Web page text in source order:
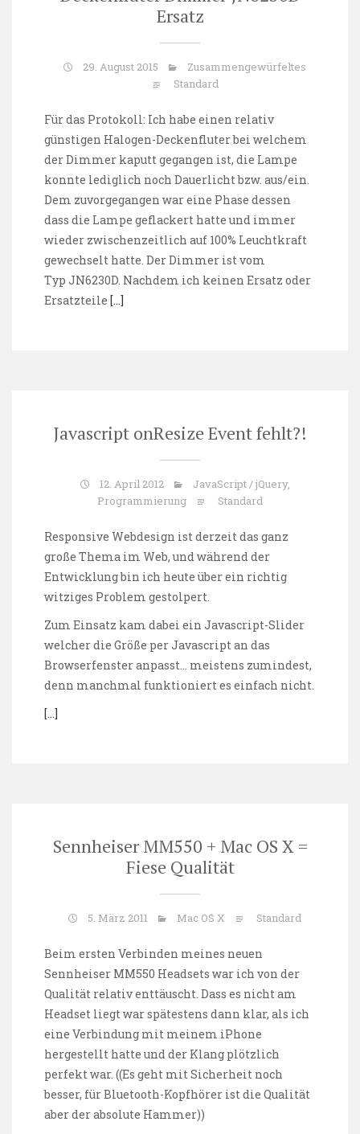
Ersatz
29. August 2015
Zusammengewürfeltes
Standard
Für das Protokoll: Ich habe einen relativ
günstigen Halogen-Deckenfluter bei welchem
der Dimmer kaputt gegangen ist, die Lampe
konnte lediglich noch Dauerlicht bzw. aus/ein.
Dem zuvorgegangen war eine Phase dessen
dass die Lampe geflackert hatte und immer
wieder zwischenzeitlich auf 100% Leuchtkraft
gewechselt hatte. Der Dimmer ist vom
Typ JN6230D. Nachdem ich keinen Ersatz oder
Ersatzteile […]
Javascript onResize Event fehlt?!
12. April 2012 JavaScript / jQuery,
Programmierung
Standard
Responsive Webdesign ist derzeit das ganz
große Thema im Web, und während der
Entwicklung bin ich heute über ein richtig
witziges Problem gestolpert.
Zum Einsatz kam dabei ein Javascript-Slider
welcher die Größe per Javascript an das
Browserfenster anpasst… meistens zumindest,
denn manchmal funktioniert es einfach nicht.
[…]
Sennheiser MM550 + Mac OS X =
Fiese Qualität
5. März 2011 Mac OS X Standard
Beim ersten Verbinden meines neuen
Sennheiser MM550 Headsets war ich von der
Qualität relativ enttäuscht. Dass es nicht am
Headset liegt war spätestens dann klar, als ich
eine Verbindung mit meinem iPhone
hergestellt hatte und der Klang plötzlich
perfekt war. ((Es geht mit Sicherheit noch
besser, für Bluetooth-Kopfhörer ist die Qualität
aber der absolute Hammer))